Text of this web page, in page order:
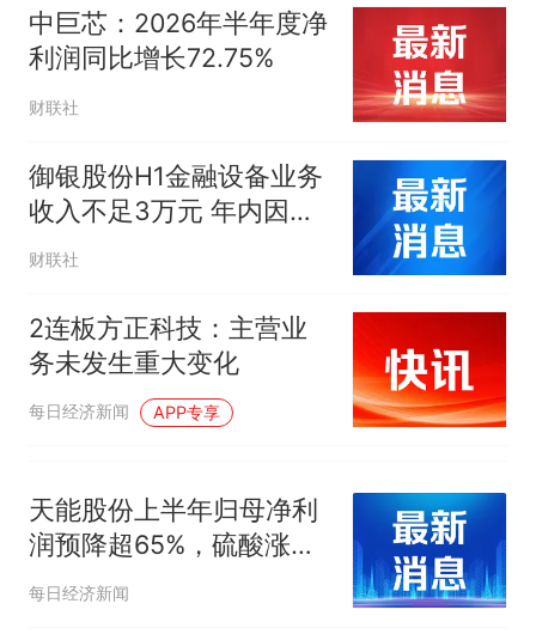
核查
力已达15级 最新研判
那个在床头放菜刀的女孩，
因老师一句“跟我回家”改写了
中巨芯：2026年半年度净
利润同比增长72.75%
财联社
御银股份H1金融设备业务
收入不足3万元 年内因数
字货币概念多次涨停 | 财
财联社
2连板方正科技：主营业
务未发生重大变化
每日经济新闻 APP专享
天能股份上半年归母净利
润预降超65%，硫酸涨价
叠加政策调整挤压盈利空
每日经济新闻